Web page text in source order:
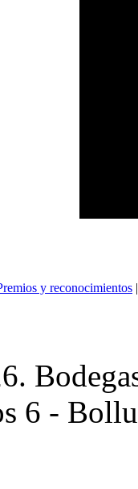
y reconocimientos
6 -